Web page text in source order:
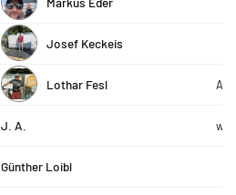
Josef Keckeis
Lothar Fesl
J. A.
Günther Loibl